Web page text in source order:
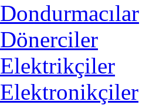
Dondurmacılar
Dönerciler
Elektrikçiler
Elektronikçiler